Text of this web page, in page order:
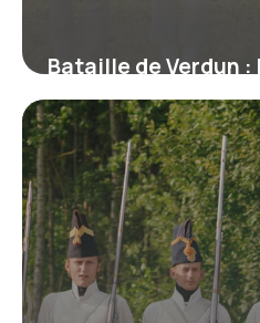
Bataille de Verdun
Complète
16 juin 2026